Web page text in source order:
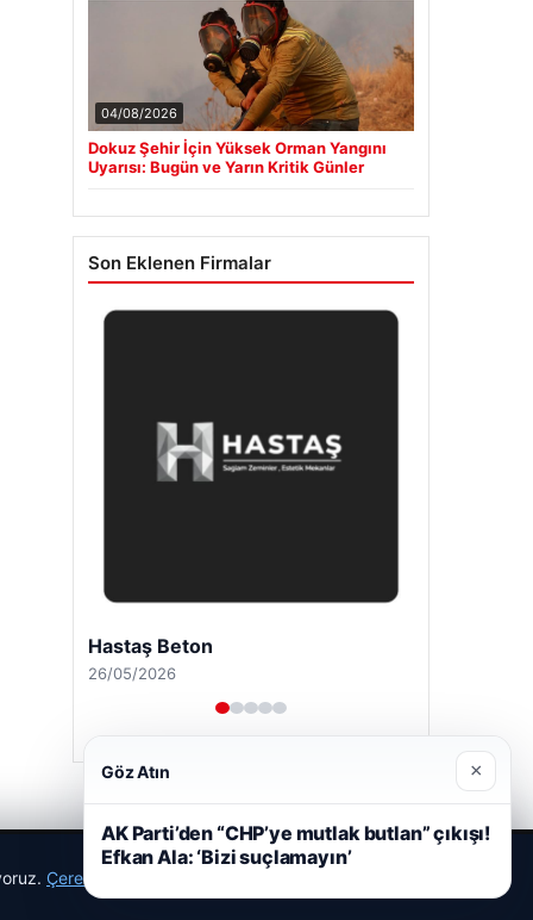
04/08/2026
Dokuz Şehir İçin Yüksek Orman Yangını
Uyarısı: Bugün ve Yarın Kritik Günler
Son Eklenen Firmalar
Hastaş Beton
26/05/2026
Çerez Politikamız
Göz Atın ×
AK Parti’den “CHP’ye mutlak butlan” çıkışı!
Efkan Ala: ‘Bizi suçlamayın’